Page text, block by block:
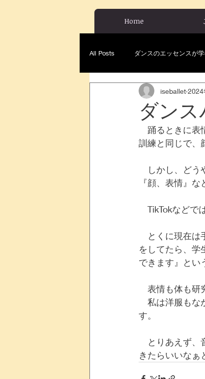
Home
All Posts ダンスのエッセンスが
ダン
iseballet 2024
踊るときに表
訓練と同じで、
しかし、どう
『顔、表情』
TikTokなどで
とくに現在は
をしてたら、学
できます』とい
表情も体も研
私は洋服もな
す。
とりあえず、
きたらいいなぁ